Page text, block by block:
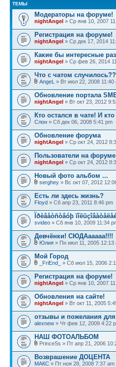
ТЕМЫ
Модераторы на форуме!
nightAngel » Ср янв 10, 2007
Регистрация на форуме!
nightAngel » Ср дек 17, 2014
Какие бы интересные
nightAngel » Ср фев 26, 2014
Что с чатом
AngeL » Вт июл 22, 2008 11:40
Обновление портала
nightAngel » Вт окт 23, 2012
Кто остался в чате! И
Слон » Сб дек 06, 2008 5:41 pm
Обновление форума
nightAngel » Ср окт 24, 2012
Пользователи на форуме
nightAngel » Ср окт 24, 2012
Новый фото альбом ...
serghey » Вс окт 07, 2012
Есть ли здесь жизнь?
Floyd » Сб апр 23, 2011 8:46 pm
Ïðèâåòñòâóþ
svideo » Сб янв 10, 2009 11:34
Девчёнки! СЮДАааааа!!!!
Юлия » Пн июл 11, 2005 12:13
Мой Город
_FriEnd_ » Сб июл 15, 2006
Регистрация на форуме!
nightAngel » Ср янв 10, 2007
Обновления на сайте!
nightAngel » Вт окт 11, 2005
отзывы и пожелания для
alexnew » Чт фев 12, 2009 4:22
НАШ ФОТОАЛЬБОМ
PrinceSs » Пт апр 21, 2006
Возврашение ДОЦЕНТА
МАКС » Пт ноя 28, 2008 7:37 am